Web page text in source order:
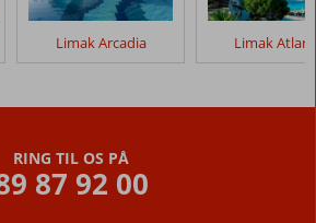
Limak Arcadia Limak
RING TIL OS PÅ
87 92 00